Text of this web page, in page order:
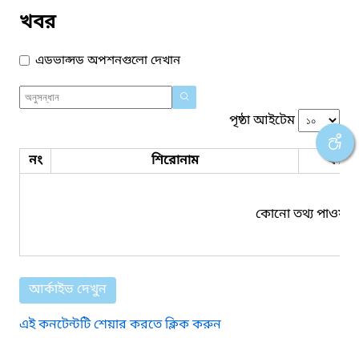
খবর
এডভান্সড অপশনগুলো দেখান
পৃষ্ঠা আইটেম
নং শিরোনাম ফাইল
কোনো তথ্য পাওয়া
আর্কাইভ দেখুন
এই কনটেন্টটি শেয়ার করতে ক্লিক করুন